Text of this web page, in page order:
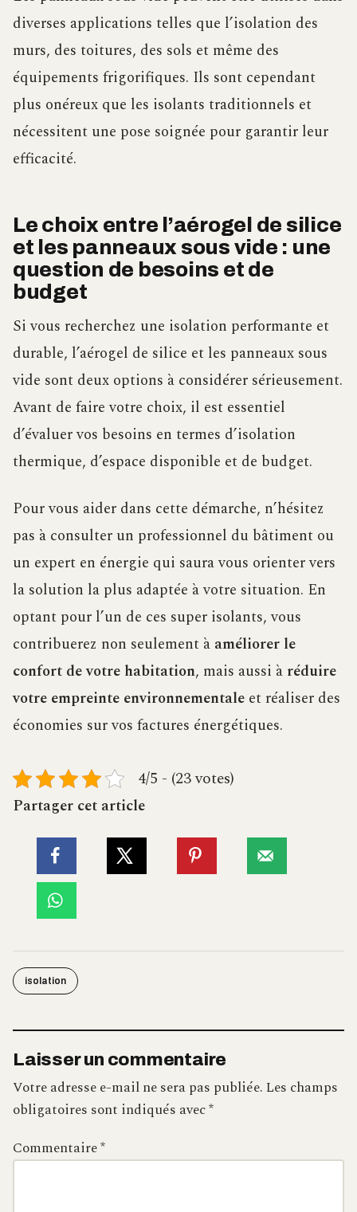
diverses applications telles que l’isolation des
murs, des toitures, des sols et même des
équipements frigorifiques. Ils sont cependant
plus onéreux que les isolants traditionnels et
nécessitent une pose soignée pour garantir leur
efficacité.
Le choix entre l’aérogel de silice
et les panneaux sous vide : une
question de besoins et de
budget
Si vous recherchez une isolation performante et
durable, l’aérogel de silice et les panneaux sous
vide sont deux options à considérer sérieusement.
Avant de faire votre choix, il est essentiel
d’évaluer vos besoins en termes d’isolation
thermique, d’espace disponible et de budget.
Pour vous aider dans cette démarche, n’hésitez
pas à consulter un professionnel du bâtiment ou
un expert en énergie qui saura vous orienter vers
la solution la plus adaptée à votre situation. En
optant pour l’un de ces super isolants, vous
contribuerez non seulement à améliorer le
confort de votre habitation, mais aussi à réduire
votre empreinte environnementale et réaliser des
économies sur vos factures énergétiques.
4/5 - (23 votes)
Partager cet article
isolation
Laisser un commentaire
Votre adresse e-mail ne sera pas publiée.Les champs
obligatoires sont indiqués avec*
Commentaire*